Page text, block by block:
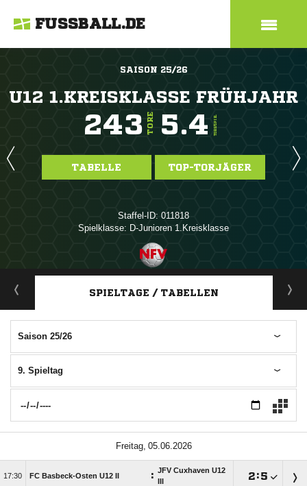
FUSSBALL.DE
SAISON 25/26
U12 1.KREISKLASSE FRÜHJAHR
243 TORE 5.4 TORE/SPIEL
TABELLE TOP-TORJÄGER
Staffel-ID: 011818
Spielklasse: D-Junioren 1.Kreisklasse
ANZEIGE
SPIELTAGE / TABELLEN
Saison 25/26
9. Spieltag
 
 FC Basbeck-Osten U12 II : JFV Cuxhaven U12
III
: